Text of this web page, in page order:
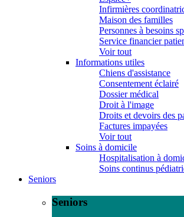
Infirmières
Maison des familles
Personnes à besoins
Service financier
Voir tout
Informations utiles
Chiens d'assistance
Consentement éclairé
Dossier médical
Droit à l'image
Droits et devoirs des
Factures impayées
Voir tout
Soins à domicile
Hospitalisation à
Soins continus
Seniors
Seniors